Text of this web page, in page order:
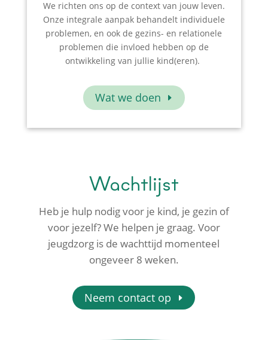
We richten ons op de context van jouw leven.
Onze integrale aanpak behandelt individuele
problemen, en ook de gezins- en relationele
problemen die invloed hebben op de
ontwikkeling van jullie kind(eren).
Wat we doen
Wachtlijst
Heb je hulp nodig voor je kind, je gezin of
voor jezelf? We helpen je graag. Voor
jeugdzorg is de wachttijd momenteel
ongeveer 8 weken.
Neem contact op